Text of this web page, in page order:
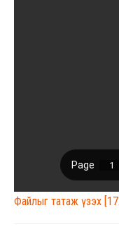
Файлыг татаж үзэх